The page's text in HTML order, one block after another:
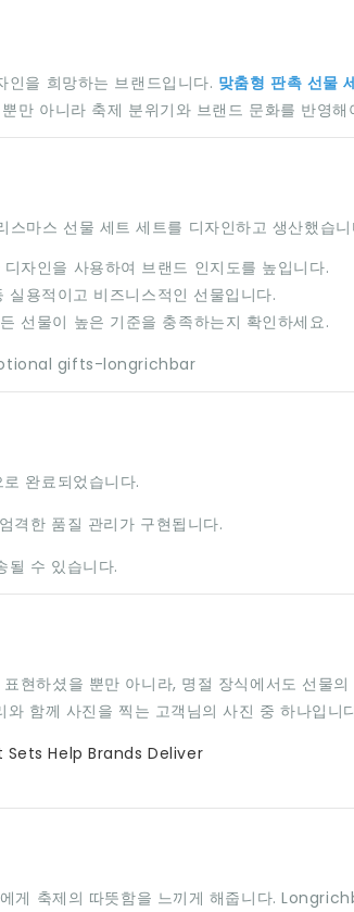
을 희망하는 브랜드입니다. 맞춤형 판촉 선물
만 아니라 축제 분위기와 브랜드 문화를 반영해
마스 선물 세트 세트를 디자인하고 생산했습니
자인을 사용하여 브랜드 인지도를 높입니다.
용적이고 비즈니스적인 선물입니다.
선물이 높은 기준을 충족하는지 확인하세요.
완료되었습니다.
격한 품질 관리가 구현됩니다.
될 수 있습니다.
현하셨을 뿐만 아니라, 명절 장식에서도 선물
함께 사진을 찍는 고객님의 사진 중 하나입니
게 축제의 따뜻함을 느끼게 해줍니다.